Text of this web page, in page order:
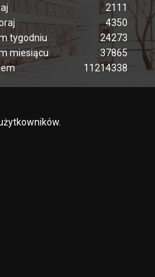
2111
4350
tygodniu
24273
miesiącu
37865
11214338